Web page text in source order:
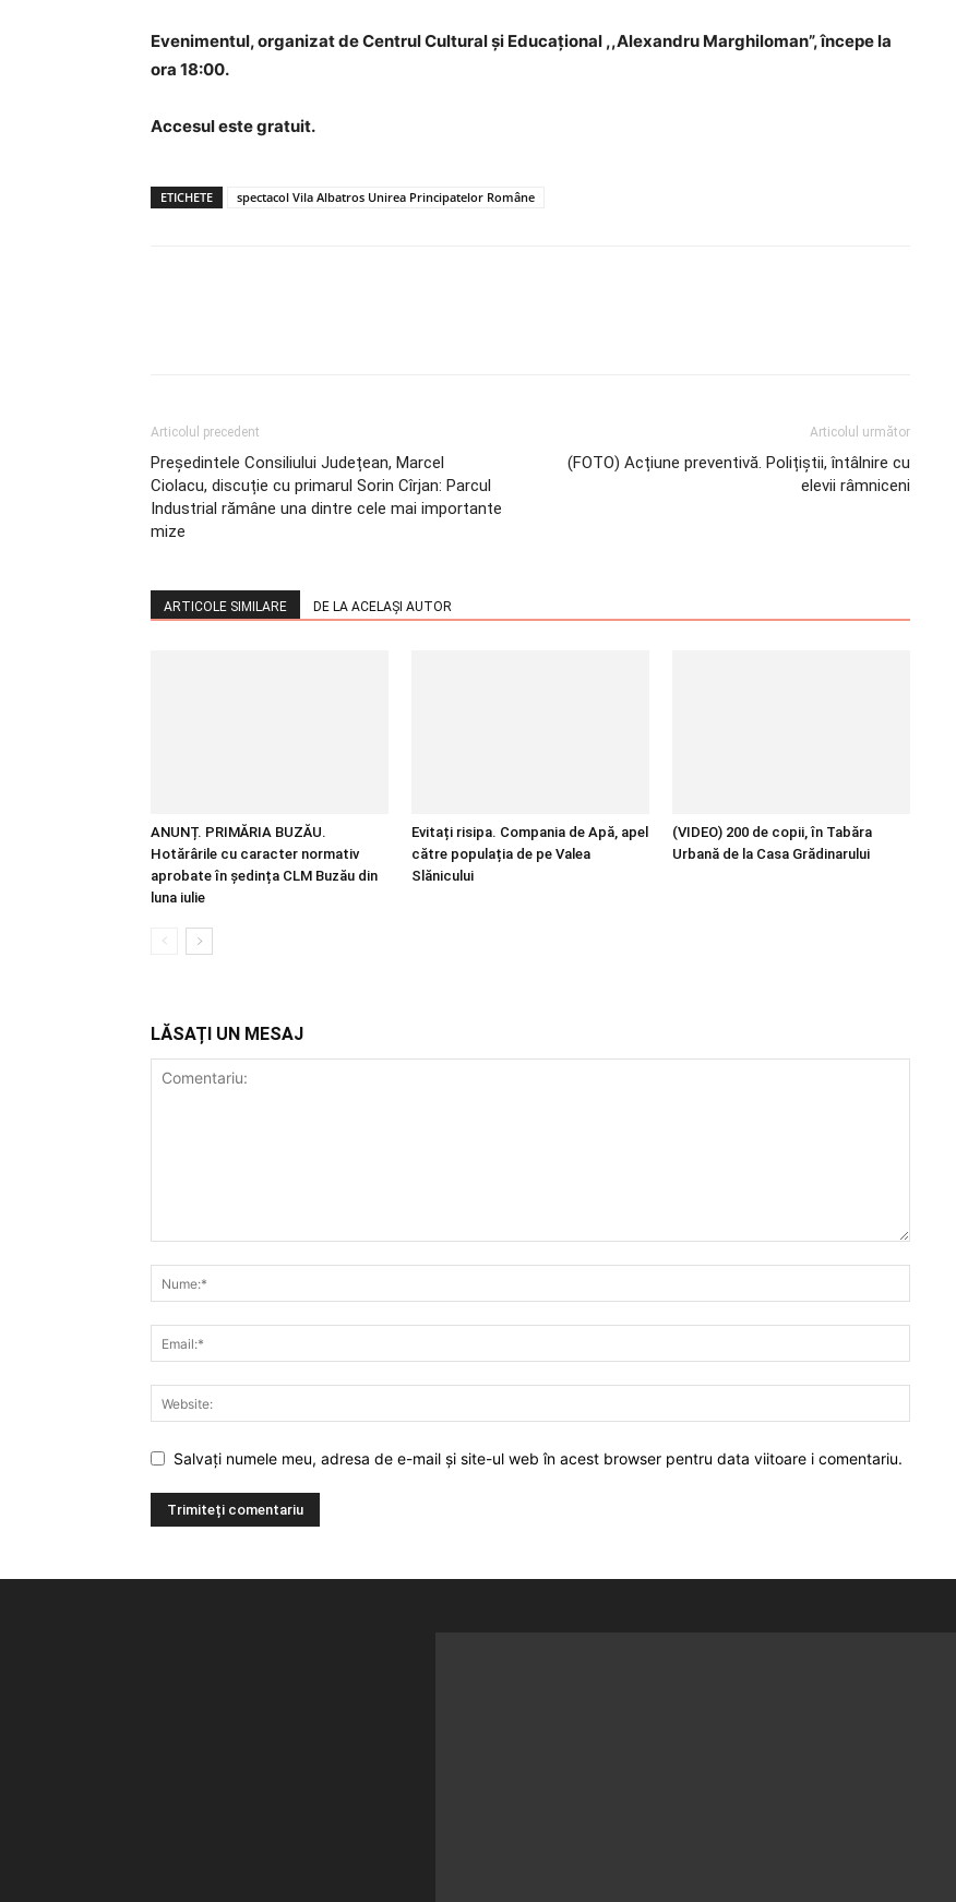
Evenimentul, organizat de Centrul Cultural și Educațional ,,Alexandru Marghiloman”, începe la
ora 18:00.
Accesul este gratuit.
ETICHETE spectacol Vila Albatros Unirea Principatelor Române
Articolul precedent
Președintele Consiliului Județean, Marcel
Ciolacu, discuție cu primarul Sorin Cîrjan: Parcul
Industrial rămâne una dintre cele mai importante
mize
Articolul următor
(FOTO) Acțiune preventivă. Polițiștii, întâlnire cu
elevii râmniceni
ARTICOLE SIMILARE DE LA ACELAȘI AUTOR
ANUNȚ. PRIMĂRIA BUZĂU.
Hotărârile cu caracter normativ
aprobate în ședința CLM Buzău din
luna iulie
Evitați risipa. Compania de Apă, apel
către populația de pe Valea
Slănicului
(VIDEO) 200 de copii, în Tabăra
Urbană de la Casa Grădinarului
LĂSAȚI UN MESAJ
Salvați numele meu, adresa de e-mail și site-ul web în acest browser pentru data viitoare i comentariu.